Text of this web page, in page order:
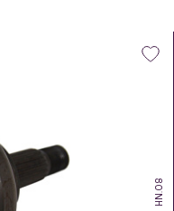
HN.08